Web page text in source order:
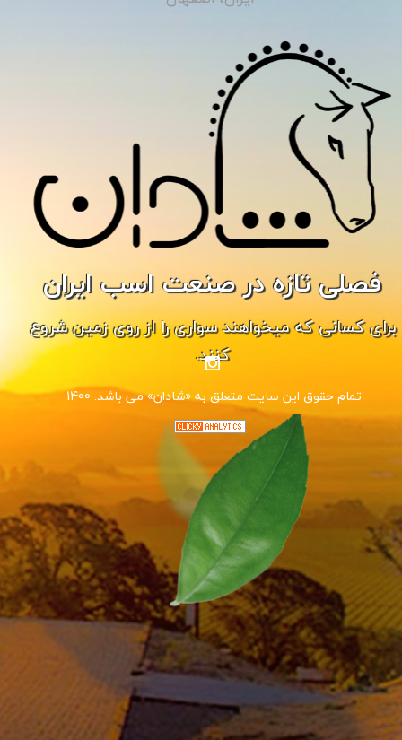
فصلی تازه در صنعت اسب ایران
برای کسانی که میخواهند سواری را از روی زمین شروع
کنند.
1400 .تمام حقوق این سایت متعلق به «شادان» می باشد